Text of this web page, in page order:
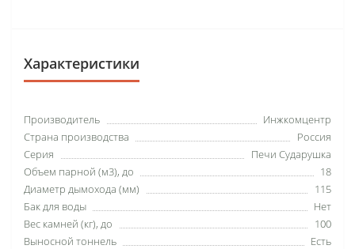
Характеристики
Производитель
Инжкомцентр
Страна производства
Россия
Серия
Печи Сударушка
Объем парной (м3), до
18
Диаметр дымохода (мм)
115
Бак для воды
Нет
Вес камней (кг), до
100
Выносной тоннель
Есть